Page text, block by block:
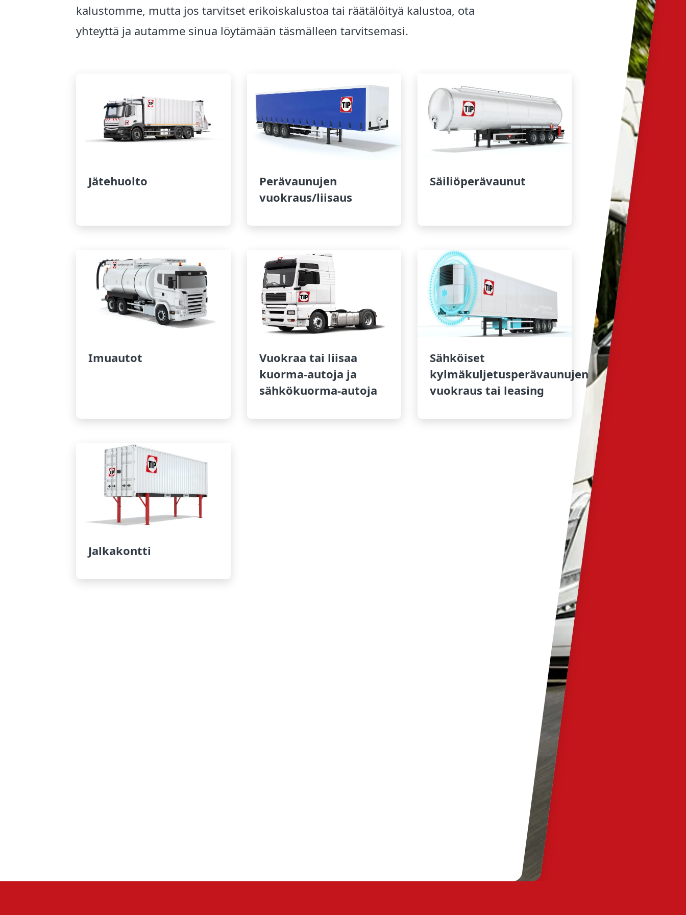
kalustomme, mutta jos tarvitset erikoiskalustoa tai räätälöityä kalustoa, ota
yhteyttä ja autamme sinua löytämään täsmälleen tarvitsemasi.
Jätehuolto
Perävaunujen
vuokraus/liisaus
Säiliöperävaunut
Imuautot
Vuokraa tai liisaa
kuorma-autoja ja
sähkökuorma-autoja
Sähköiset
kylmäkuljetusperävaunujen
vuokraus tai leasing
Jalkakontti